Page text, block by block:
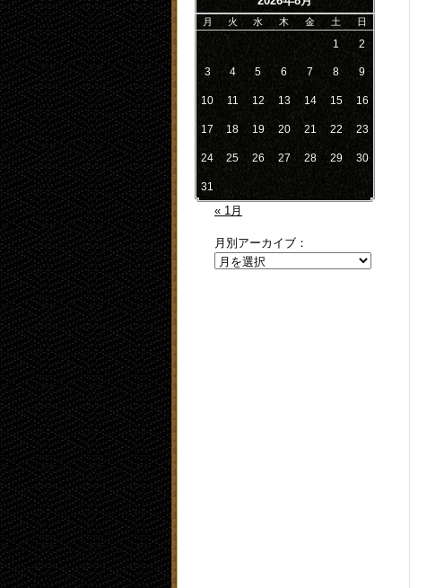
月 火 水 木 金 土 日
1 2
3 4 5 6 7 8 9
10 11 12 13 14 15 16
17 18 19 20 21 22 23
24 25 26 27 28 29 30
31
« 1月
月別アーカイブ：